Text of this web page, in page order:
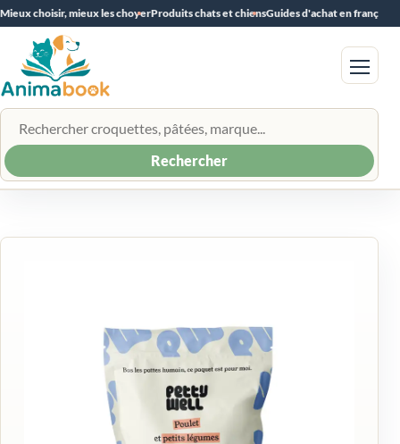
Mieux choisir, mieux les choyerProduits chats et chiensGuides d'achat en français
Rechercher un produit
Rechercher
Menu